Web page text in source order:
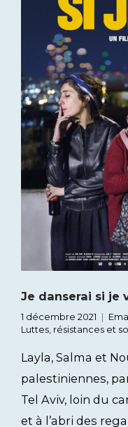
Je danserai si je
1 décembre 2021
Luttes, résistances et
Layla, Salma et
palestiniennes,
Tel Aviv, loin du
et à l’abri des